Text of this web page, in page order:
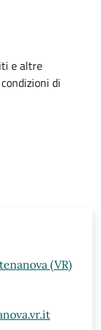
e altre
di
(VR)